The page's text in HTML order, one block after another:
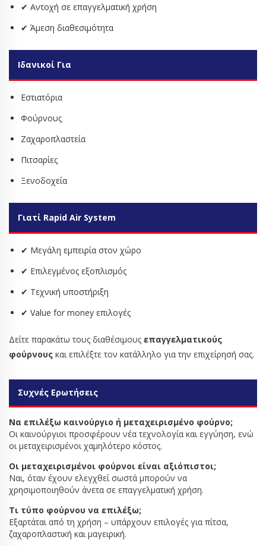
✔ Αντοχή σε επαγγελματική χρήση
✔ Άμεση διαθεσιμότητα
Ιδανικοί Για
Εστιατόρια
Φούρνους
Ζαχαροπλαστεία
Πιτσαρίες
Ξενοδοχεία
Γιατί Rapid Air System
✔ Μεγάλη εμπειρία στον χώρο
✔ Επιλεγμένος εξοπλισμός
✔ Τεχνική υποστήριξη
✔ Value for money επιλογές
Δείτε παρακάτω τους διαθέσιμους επαγγελματικούς
φούρνους και επιλέξτε τον κατάλληλο για την επιχείρησή σας.
Συχνές Ερωτήσεις
Να επιλέξω καινούργιο ή μεταχειρισμένο φούρνο;
Οι καινούργιοι προσφέρουν νέα τεχνολογία και εγγύηση, ενώ
οι μεταχειρισμένοι χαμηλότερο κόστος.
Οι μεταχειρισμένοι φούρνοι είναι αξιόπιστοι;
Ναι, όταν έχουν ελεγχθεί σωστά μπορούν να
χρησιμοποιηθούν άνετα σε επαγγελματική χρήση.
Τι τύπο φούρνου να επιλέξω;
Εξαρτάται από τη χρήση – υπάρχουν επιλογές για πίτσα,
ζαχαροπλαστική και μαγειρική.